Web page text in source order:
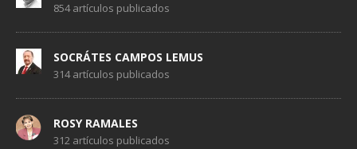
854 artículos publicados
SOCRÁTES CAMPOS LEMUS
314 artículos publicados
ROSY RAMALES
312 artículos publicados